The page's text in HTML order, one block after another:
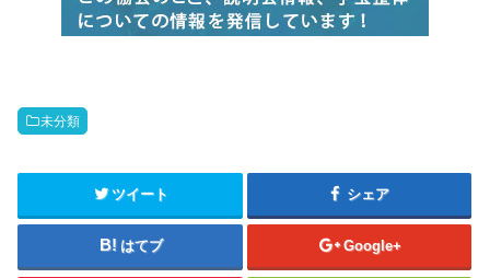
未分類
ツイート シェア
はてブ Google+